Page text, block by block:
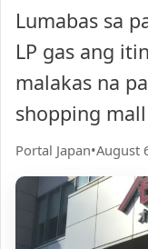
Lumabas sa
LP gas ang
malakas na
shopping
Portal Japan•August